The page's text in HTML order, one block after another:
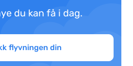
du kan få i dag.
flyvningen din